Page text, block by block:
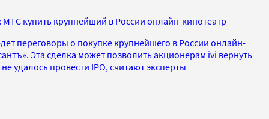
МТС купить крупнейший в России онлайн-кинотеатр
переговоры о покупке крупнейшего в России онлайн-
Эта сделка может позволить акционерам ivi вернуть
удалось провести IPO, считают эксперты